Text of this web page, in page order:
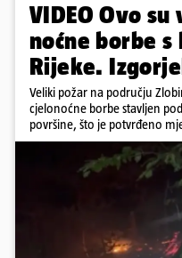
VIDEO Ovo
noćne borbe
Rijeke.
Veliki požar na području
cjelonoćne borbe stavljen
površine, što je potvrđeno
vatrogasne postrojbe grada
vozila te više DVD-ova i JVP
jakog vjetra koji povećava